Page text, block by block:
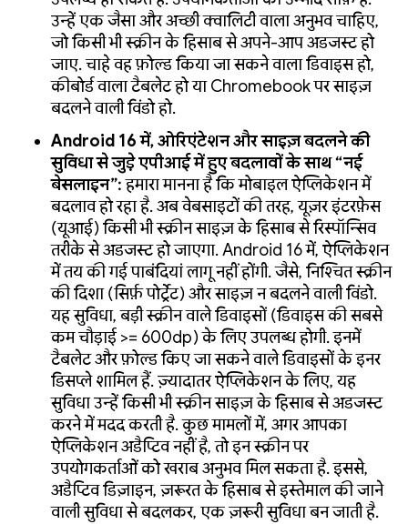
उन्हें एक जैसा और अच्छी क्वालिटी वाला अनुभव चाहिए,
जो किसी भी स्क्रीन के हिसाब से अपने-आप अडजस्ट हो
जाए. चाहे वह फ़ोल्ड किया जा सकने वाला डिवाइस हो,
कीबोर्ड वाला टैबलेट हो या Chromebook पर साइज़
बदलने वाली विंडो हो.
Android 16 में, ओरिएंटेशन और साइज़ बदलने की
सुविधा से जुड़े एपीआई में हुए बदलावों के साथ “नई
बेसलाइन”:हमारा मानना है कि मोबाइल ऐप्लिकेशन में
बदलाव हो रहा है. अब वेबसाइटों की तरह, यूज़र इंटरफ़ेस
(यूआई) किसी भी स्क्रीन साइज़ के हिसाब से रिस्पॉन्सिव
तरीके से अडजस्ट हो जाएगा. Android 16 में, ऐप्लिकेशन
में तय की गई पाबंदियां लागू नहीं होंगी. जैसे, निश्चित स्क्रीन
की दिशा (सिर्फ़ पोर्ट्रेट) और साइज़ न बदलने वाली विंडो.
यह सुविधा, बड़ी स्क्रीन वाले डिवाइसों (डिवाइस की सबसे
कम चौड़ाई >= 600dp) के लिए उपलब्ध होगी. इनमें
टैबलेट और फ़ोल्ड किए जा सकने वाले डिवाइसों के इनर
डिसप्ले शामिल हैं. ज़्यादातर ऐप्लिकेशन के लिए, यह
सुविधा उन्हें किसी भी स्क्रीन साइज़ के हिसाब से अडजस्ट
करने में मदद करती है. कुछ मामलों में, अगर आपका
ऐप्लिकेशन अडैप्टिव नहीं है, तो इन स्क्रीन पर
उपयोगकर्ताओं को खराब अनुभव मिल सकता है. इससे,
अडैप्टिव डिज़ाइन, ज़रूरत के हिसाब से इस्तेमाल की जाने
वाली सुविधा से बदलकर, एक ज़रूरी सुविधा बन जाती है.